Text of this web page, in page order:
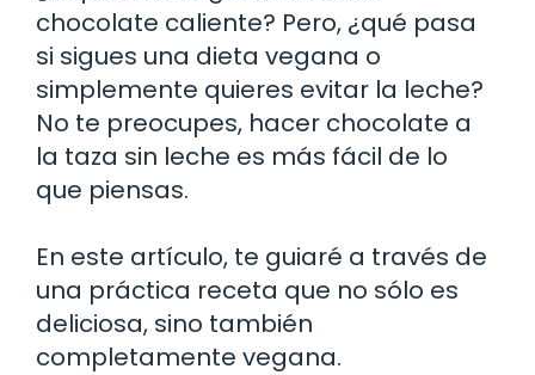
chocolate caliente? Pero, ¿qué pasa
si sigues una dieta vegana o
simplemente quieres evitar la leche?
No te preocupes, hacer chocolate a
la taza sin leche es más fácil de lo
que piensas.
En este artículo, te guiaré a través de
una práctica receta que no sólo es
deliciosa, sino también
completamente vegana.